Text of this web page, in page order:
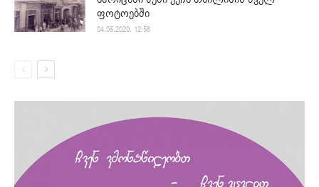
ფოტოებში
04.05.2020. 12:58